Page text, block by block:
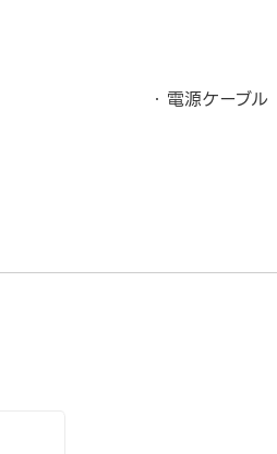
電源ケーブ